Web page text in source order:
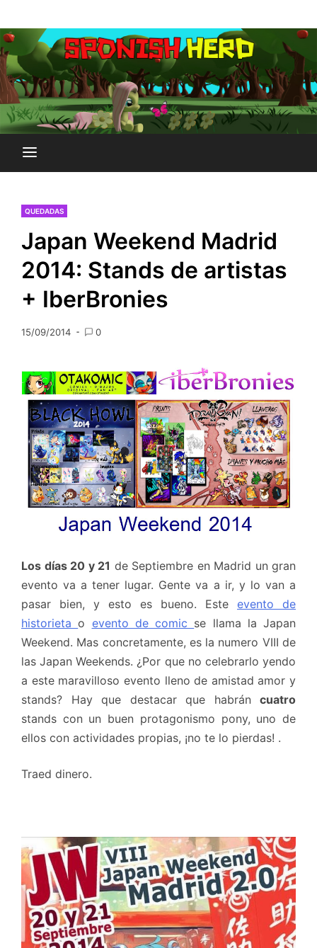
al
contenido
SPONISH HERD
QUEDADAS
Japan Weekend Madrid
2014: Stands de artistas
+ IberBronies
15/09/2014 0
Los días 20 y 21 de Septiembre en Madrid un gran
evento va a tener lugar. Gente va a ir, y lo van a
pasar bien, y esto es bueno. Este evento de
historietao evento de comic se llama la Japan
Weekend. Mas concretamente, es la numero VIII de
las Japan Weekends. ¿Por que no celebrarlo yendo
a este maravilloso evento lleno de amistad amor y
stands? Hay que destacar que habrán cuatro
stands con un buen protagonismo pony, uno de
ellos con actividades propias, ¡no te lo pierdas! .
Traed dinero.